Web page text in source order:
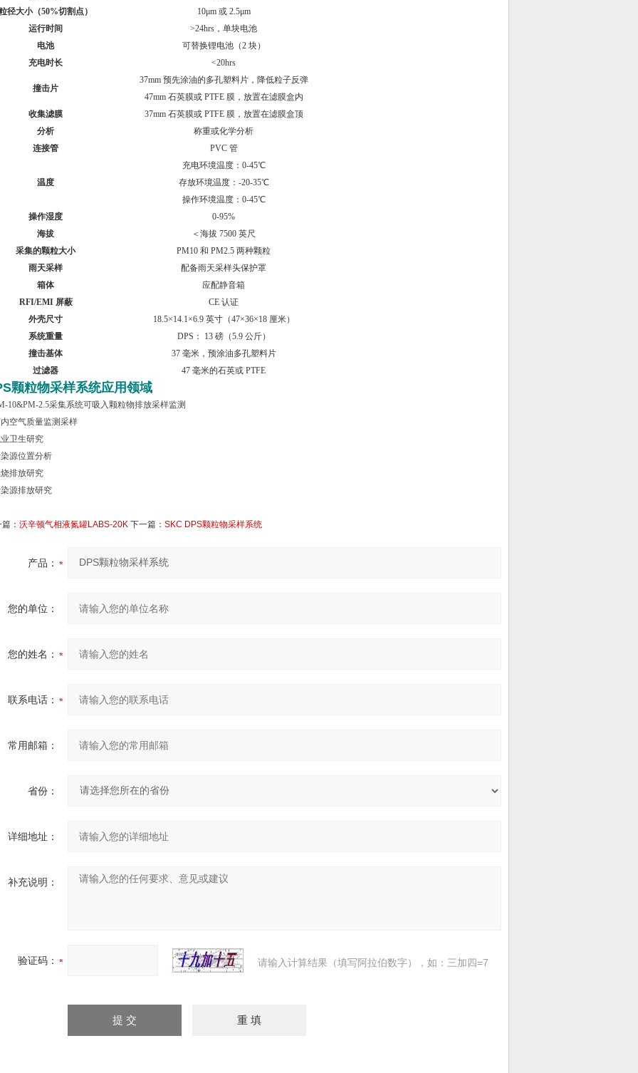
径大小（50%切割点）
10μm 或 2.5μm
运行时间
>24hrs ，单块电池
电池
可替换锂电池（2 块）
充电时长
<20hrs
撞击片
37mm 预先涂油的多孔塑料片，降低粒子反弹
47mm 石英膜或 PTFE 膜，放置在滤膜盒内
收集滤膜
37mm 石英膜或 PTFE 膜，放置在滤膜盒顶
分析
称重或化学分析
连接管
PVC 管
温度
充电环境温度：0-45℃
存放环境温度：-20-35℃
操作环境温度：0-45℃
操作湿度
0-95%
海拔
＜海拔 7500 英尺
采集的颗粒大小
PM10 和 PM2.5 两种颗粒
雨天采样
配备雨天采样头保护罩
箱体
应配静音箱
RFI/EMI 屏蔽 CE 认证
外壳尺寸
18.5×14.1×6.9 英寸（47×36×18 厘米）
系统重量
DPS ： 13 磅（5.9 公斤）
撞击基体
37 毫米，预涂油多孔塑料片
过滤器
47 毫米的石英或 PTFE
颗粒物采样系统应用领域
10&PM-2.5采集系统可吸入颗粒物排放采样监测
空气质量监测采样
卫生研究
源位置分析
排放研究
源排放研究
： 沃辛顿气相液氮罐LABS-20K 下一篇： SKC DPS颗粒物采样系统
产品：
您的单位：
您的姓名：
联系电话：
常用邮箱：
省份：
详细地址：
补充说明：
验证码： 请输入计算结果（填写阿拉伯数字），如：三加四=7